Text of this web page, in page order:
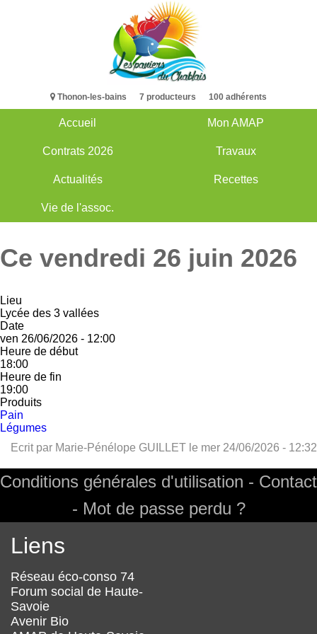
Thonon-les-bains 7 producteurs 100 adhérents
Accueil Mon AMAP
Contrats 2026 Travaux
Actualités Recettes
Vie de l'assoc.
Ce vendredi 26 juin 2026
Lieu
Lycée des 3 vallées
Date
ven 26/06/2026 - 12:00
Heure de début
18:00
Heure de fin
19:00
Produits
Pain
Légumes
Ecrit par Marie-Pénélope GUILLET le mer 24/06/2026 - 12:32
Footer
Conditions générales d'utilisation
Contact
Mot de passe perdu ?
Liens
Réseau éco-conso 74
Forum social de Haute-
Savoie
Avenir Bio